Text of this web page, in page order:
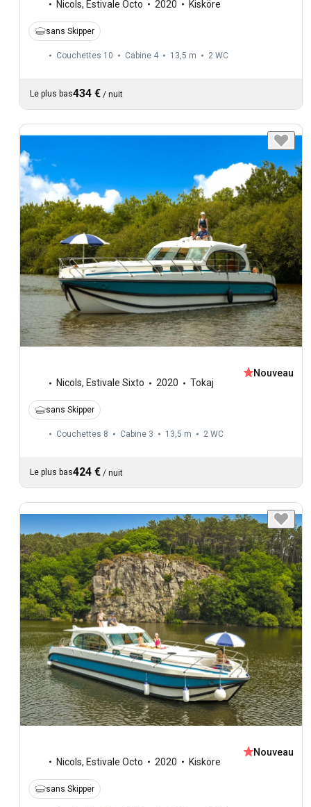
Nicols, Estivale Octo 2020 Kisköre
sans Skipper
Couchettes 10 Cabine 4 13,5 m 2 WC
Le plus bas434 € / nuit
Nicols, Estivale Sixto 2020 Tokaj
Nouveau
sans Skipper
Couchettes 8 Cabine 3 13,5 m 2 WC
Le plus bas424 € / nuit
Nicols, Estivale Octo 2020 Kisköre
Nouveau
sans Skipper